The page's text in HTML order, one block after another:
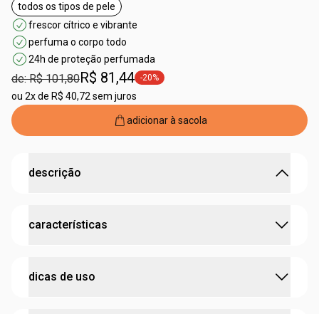
etiqueta todos os tipos de pele
todos os tipos de pele
frescor cítrico e vibrante
perfuma o corpo todo
24h de proteção perfumada
de: R$ 101,80R$ 81,44 etiqueta -20%
-20%
ou 2x de R$ 40,72 sem juros
adicionar à sacola
descrição
Kaiak.
•fragrância aromática inspirada no
Desodorante Colônia
características
dicas de uso